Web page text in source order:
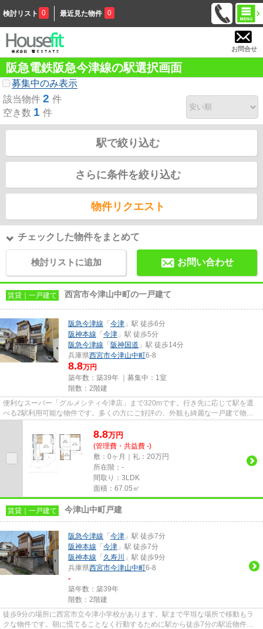
検討リスト 0 最近見た物件 0
お問合せ
阪急電鉄阪急今津線の駅選択画面
募集中のみ表示
該当物件 2 件
空き数 1 件
駅で絞り込む
さらに条件を絞り込む
物件リクエスト
チェックした物件をまとめて
検討リストに追加 お問い合わせ
賃貸｜一戸建て 西宮市今津山中町の一戸建て
阪急今津線 「 今津 」駅 徒歩6分
阪神本線 「 今津 」駅 徒歩5分
阪急今津線 「 阪神国道 」駅 徒歩14分
兵庫県西宮市今津山中町6-8
8.8万円
築年数：築39年 ｜募集中： 1室
階数：2階建
便利なスーパー「グルメシティ今津店」まで320mです。行き先に応じて駅を選
べる2駅利用可能な物件です。多くの方にご好評の、外観も綺麗な一戸建て物件
8.8万円
(管理費・共益費 -)
敷：0ヶ月｜礼：20万円
所在階：-
間取り：3LDK
面積：67.05㎡
賃貸｜一戸建て 今津山中町戸建
阪急今津線 「 今津 」駅 徒歩7分
阪神本線 「 今津 」駅 徒歩7分
阪神本線 「 久寿川
」駅 徒歩9分
兵庫県西宮市今津山中町6-8
-
築年数：築39年
階数：2階建
徒歩9分の場所に西宮市立今津小学校があります。駅まで平坦な場所で移動もラ
クな物件です。朝に慌てることなく行動するために駅から徒歩7分の駅近物件は